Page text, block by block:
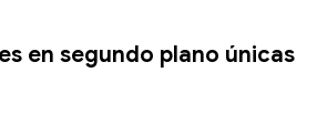
en segundo plano únicas